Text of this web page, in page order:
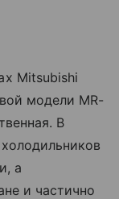
Mitsubishi
модели MR-
В
а
и частично